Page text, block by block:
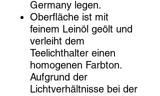
Germany legen.
Oberfläche ist mit
feinem Leinöl geölt und
verleiht dem
Teelichthalter einen
homogenen Farbton.
Aufgrund der
Lichtverhältnisse bei der